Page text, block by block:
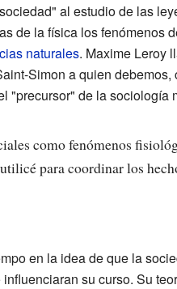
al estudio de las
de la física los fenómenos
naturales. Maxime Leroy
Simon a quien debemos,
"precursor" de la sociología
como fenómenos
para coordinar los
en la idea de que la
su curso. Su